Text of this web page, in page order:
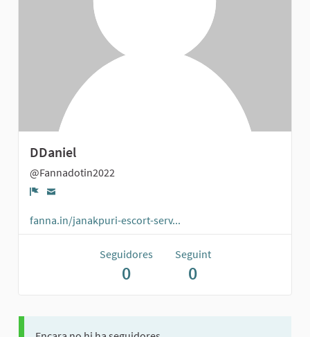
DDaniel
@Fannadotin2022
fanna.in/janakpuri-escort-serv...
Seguidores
0
Seguint
0